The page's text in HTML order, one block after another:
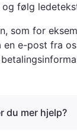
og følg
som for
en e-post fra
du mer hjelp?